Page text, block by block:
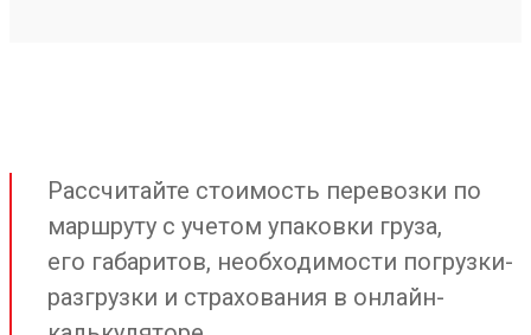
Рассчитайте стоимость перевозки по
маршруту с учетом упаковки груза,
его габаритов, необходимости погрузки-
разгрузки и страхования в онлайн-